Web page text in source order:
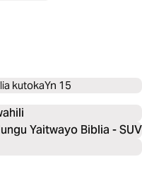
kutokaYn 15
Yaitwayo Biblia - SUV